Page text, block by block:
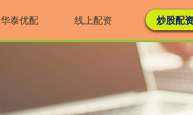
华泰优配 线上配资 炒股配